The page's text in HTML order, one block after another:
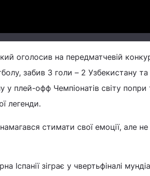
оголосив на передматчевій
забив 3 голи – 2 Узбекистану та
у плей-офф Чемпіонатів світу
легенди.
стимати свої емоції, але
Іспанії зіграє у чвертьфіналі